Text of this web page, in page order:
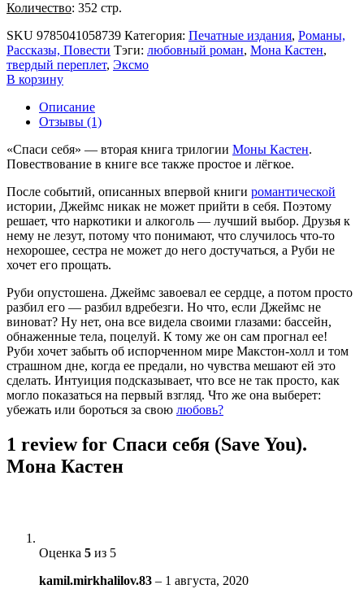
Количество: 352 стр.
SKU 9785041058739 Категория: Печатные издания, Романы,
Рассказы, Повести Тэги: любовный роман, Мона Кастен,
твердый переплет, Эксмо
В корзину
Описание
Отзывы (1)
«Спаси себя» — вторая книга трилогии Моны Кастен.
Повествование в книге все также простое и лёгкое.
После событий, описанных впервой книги романтической
истории, Джеймс никак не может прийти в себя. Поэтому
решает, что наркотики и алкоголь — лучший выбор. Друзья к
нему не лезут, потому что понимают, что случилось что-то
нехорошее, сестра не может до него достучаться, а Руби не
хочет его прощать.
Руби опустошена. Джеймс завоевал ее сердце, а потом просто
разбил его — ​разбил вдребезги. Но что, если Джеймс не
виноват? Ну нет, она все видела своими глазами: бассейн,
обнаженные тела, поцелуй. К тому же он сам прогнал ее!
Руби хочет забыть об испорченном мире Макстон-холл и том
страшном дне, когда ее предали, но чувства мешают ей это
сделать. Интуиция подсказывает, что все не так просто, как
могло показаться на первый взгляд. Что же она выберет:
убежать или бороться за свою любовь?
1 review for Спаси себя (Save You).
Мона Кастен
Оценка 5 из 5
kamil.mirkhalilov.83 – 1 августа, 2020